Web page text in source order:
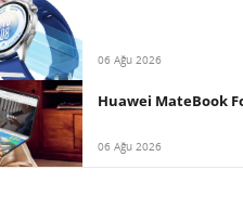
06 Ağu 2026
Huawei MateBook
06 Ağu 2026